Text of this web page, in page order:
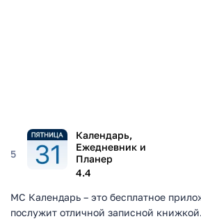
5
Календарь,
Ежедневник и
Планер
4.4
MC Календарь – это бесплатное
послужит отличной записной